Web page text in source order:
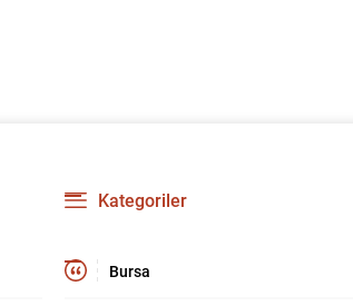
Kategoriler
Bursa